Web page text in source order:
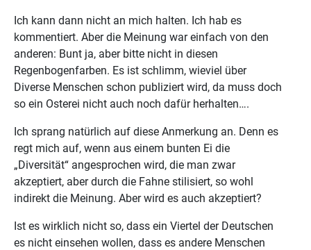
Ich kann dann nicht an mich halten. Ich hab es
kommentiert. Aber die Meinung war einfach von den
anderen: Bunt ja, aber bitte nicht in diesen
Regenbogenfarben. Es ist schlimm, wieviel über
Diverse Menschen schon publiziert wird, da muss doch
so ein Osterei nicht auch noch dafür herhalten….
Ich sprang natürlich auf diese Anmerkung an. Denn es
regt mich auf, wenn aus einem bunten Ei die
„Diversität“ angesprochen wird, die man zwar
akzeptiert, aber durch die Fahne stilisiert, so wohl
indirekt die Meinung. Aber wird es auch akzeptiert?
Ist es wirklich nicht so, dass ein Viertel der Deutschen
es nicht einsehen wollen, dass es andere Menschen